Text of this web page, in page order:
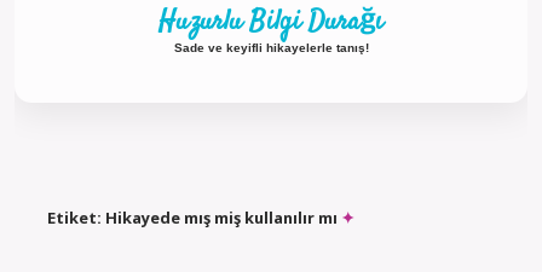
Huzurlu Bilgi Durağı
Sade ve keyifli hikayelerle tanış!
Etiket: Hikayede mış miş kullanılır mı